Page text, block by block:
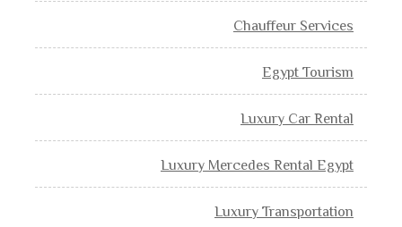
Chauffeur Services
Egypt Tourism
Luxury Car Rental
Luxury Mercedes Rental Egypt
Luxury Transportation